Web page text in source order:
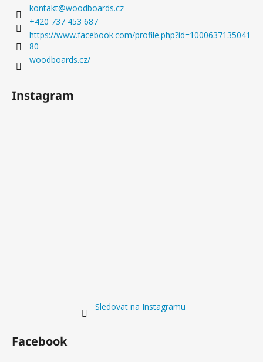
STOJAN
REVOLUČNÍ
SPOJENÍ
DESIGNU
A
ZDRAVÍ
5
Kč
Původně:
kontakt@woodboards.cz
+420 737 453 687
https://www.facebook.com/profile.php?id=1000637135041
80
woodboards.cz/
Instagram
Sledovat na Instagramu
Facebook